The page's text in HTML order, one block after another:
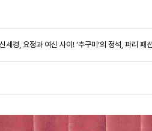
경, 요정과 여신 사이! ‘추구미’의 정석, 파리 패